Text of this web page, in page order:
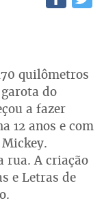
quilômetros
do
a fazer
12 anos e com
rua. A criação
e Letras de